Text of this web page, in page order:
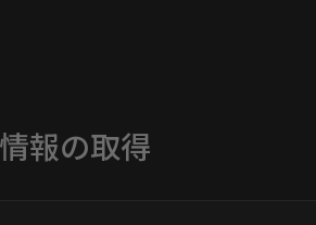
報の取得